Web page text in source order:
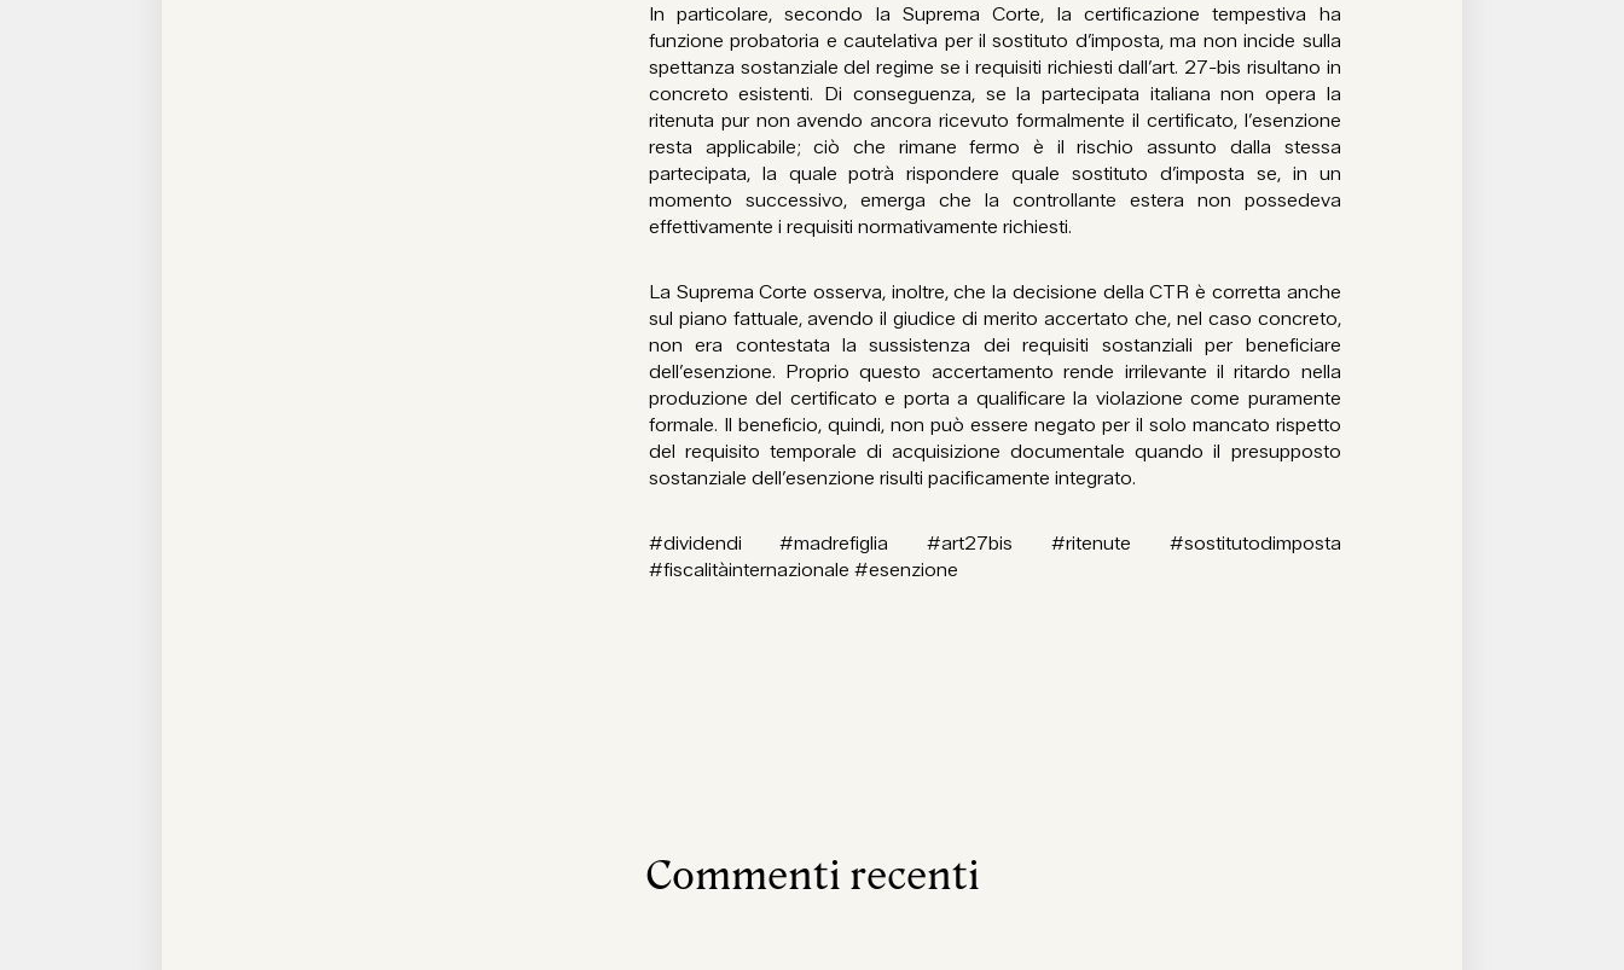
In particolare, secondo la Suprema Corte, la certificazione tempestiva ha
funzione probatoria e cautelativa per il sostituto d’imposta, ma non incide sulla
spettanza sostanziale del regime se i requisiti richiesti dall’art. 27-bis risultano in
concreto esistenti. Di conseguenza, se la partecipata italiana non opera la
ritenuta pur non avendo ancora ricevuto formalmente il certificato, l’esenzione
resta applicabile; ciò che rimane fermo è il rischio assunto dalla stessa
partecipata, la quale potrà rispondere quale sostituto d’imposta se, in un
momento successivo, emerga che la controllante estera non possedeva
effettivamente i requisiti normativamente richiesti.
La Suprema Corte osserva, inoltre, che la decisione della CTR è corretta anche
sul piano fattuale, avendo il giudice di merito accertato che, nel caso concreto,
non era contestata la sussistenza dei requisiti sostanziali per beneficiare
dell’esenzione. Proprio questo accertamento rende irrilevante il ritardo nella
produzione del certificato e porta a qualificare la violazione come puramente
formale. Il beneficio, quindi, non può essere negato per il solo mancato rispetto
del requisito temporale di acquisizione documentale quando il presupposto
sostanziale dell’esenzione risulti pacificamente integrato.
#dividendi #madrefiglia #art27bis #ritenute #sostitutodimposta
#fiscalitàinternazionale #esenzione
Commenti recenti